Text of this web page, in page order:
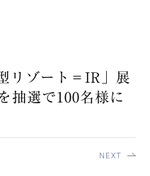
リゾート＝IR」展
抽選で100名様に
NEXT